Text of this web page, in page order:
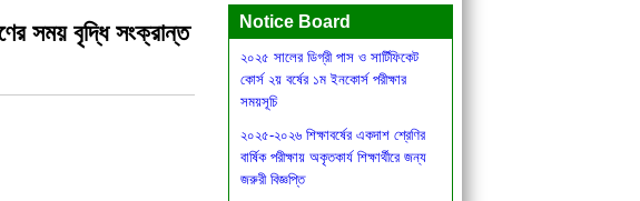
সময় বৃদ্ধি সংক্রান্ত
Notice Board
অনুষ্ঠান এবং মিষ্টি উৎসব সংক্রান্ত বিজ্ঞপ্তি
২০২৫ সালের ডিগ্রী পাস ও সার্টিফিকেট
কোর্স ২য় বর্ষের ১ম ইনকোর্স পরীক্ষার
সময়সূচি
বার্ষিক পরীক্ষায় অকৃতকার্য শিক্ষার্থীরে জন্য
জরুরী বিজ্ঞপ্তি